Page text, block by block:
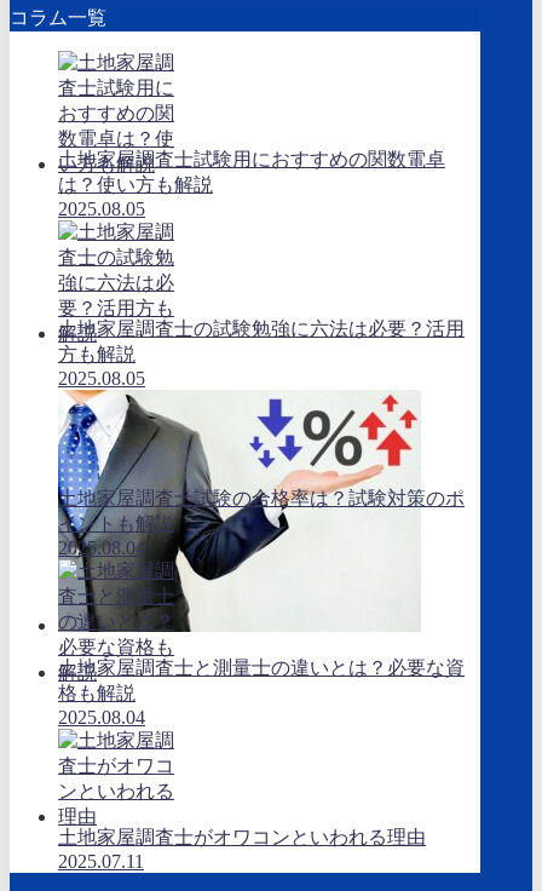
コラム一覧
土地家屋調査士試験用におすすめの関数電卓
は？使い方も解説
2025.08.05
土地家屋調査士の試験勉強に六法は必要？活用
方も解説
2025.08.05
土地家屋調査士試験の合格率は？試験対策のポ
イントも解説
2025.08.04
土地家屋調査士と測量士の違いとは？必要な資
格も解説
2025.08.04
土地家屋調査士がオワコンといわれる理由
2025.07.11